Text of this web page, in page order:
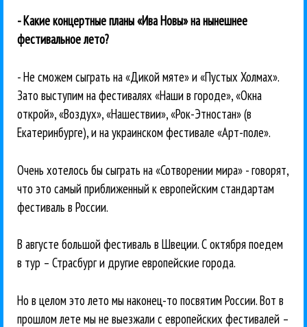
- Какие концертные планы «Ива Новы» на нынешнее
фестивальное лето?
- Не сможем сыграть на «Дикой мяте» и «Пустых Холмах».
Зато выступим на фестивалях «Наши в городе», «Окна
открой», «Воздух», «Нашествии», «Рок-Этностан» (в
Екатеринбурге), и на украинском фестивале «Арт-поле».
Очень хотелось бы сыграть на «Сотворении мира» - говорят,
что это самый приближенный к европейским стандартам
фестиваль в России.
В августе большой фестиваль в Швеции. С октября поедем
в тур – Страсбург и другие европейские города.
Но в целом это лето мы наконец-то посвятим России. Вот в
прошлом лете мы не выезжали с европейских фестивалей –